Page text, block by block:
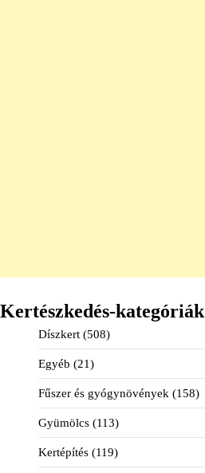
Kertészkedés-kategóriák
Díszkert (508)
Egyéb (21)
Fűszer és gyógynövények (158)
Gyümölcs (113)
Kertépítés (119)